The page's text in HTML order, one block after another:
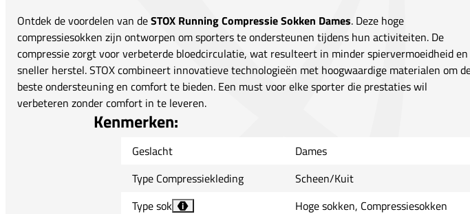
Ontdek de voordelen van deSTOX Running Compressie Sokken Dames. Deze hoge
compressiesokken zijn ontworpen om sporters te ondersteunen tijdens hun activiteiten. De
compressie zorgt voor verbeterde bloedcirculatie, wat resulteert in minder spiervermoeidheid en
sneller herstel. STOX combineert innovatieve technologieën met hoogwaardige materialen om
beste ondersteuning en comfort te bieden. Een must voor elke sporter die prestaties wil
verbeteren zonder comfort in te leveren.
Kenmerken:
Geslacht
Dames
Type Compressiekleding
Scheen/Kuit
Type sok
i
Hoge sokken, Compressiesokken